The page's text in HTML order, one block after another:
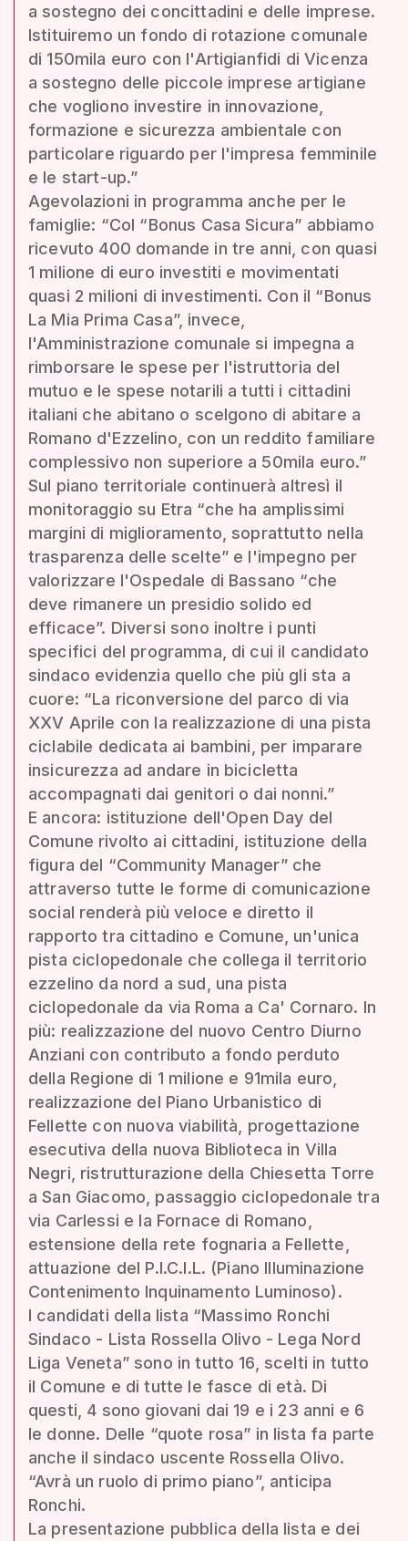
a sostegno dei concittadini e delle imprese.
Istituiremo un fondo di rotazione comunale
di 150mila euro con l'Artigianfidi di Vicenza
a sostegno delle piccole imprese artigiane
che vogliono investire in innovazione,
formazione e sicurezza ambientale con
particolare riguardo per l'impresa femminile
e le start-up.”
Agevolazioni in programma anche per le
famiglie: “Col “Bonus Casa Sicura” abbiamo
ricevuto 400 domande in tre anni, con quasi
1 milione di euro investiti e movimentati
quasi 2 milioni di investimenti. Con il “Bonus
La Mia Prima Casa”, invece,
l'Amministrazione comunale si impegna a
rimborsare le spese per l'istruttoria del
mutuo e le spese notarili a tutti i cittadini
italiani che abitano o scelgono di abitare a
Romano d'Ezzelino, con un reddito familiare
complessivo non superiore a 50mila euro.”
Sul piano territoriale continuerà altresì il
monitoraggio su Etra “che ha amplissimi
margini di miglioramento, soprattutto nella
trasparenza delle scelte” e l'impegno per
valorizzare l'Ospedale di Bassano “che
deve rimanere un presidio solido ed
efficace”. Diversi sono inoltre i punti
specifici del programma, di cui il candidato
sindaco evidenzia quello che più gli sta a
cuore: “La riconversione del parco di via
XXV Aprile con la realizzazione di una pista
ciclabile dedicata ai bambini, per imparare
insicurezza ad andare in bicicletta
accompagnati dai genitori o dai nonni.”
E ancora: istituzione dell'Open Day del
Comune rivolto ai cittadini, istituzione della
figura del “Community Manager” che
attraverso tutte le forme di comunicazione
social renderà più veloce e diretto il
rapporto tra cittadino e Comune, un'unica
pista ciclopedonale che collega il territorio
ezzelino da nord a sud, una pista
ciclopedonale da via Roma a Ca' Cornaro. In
più: realizzazione del nuovo Centro Diurno
Anziani con contributo a fondo perduto
della Regione di 1 milione e 91mila euro,
realizzazione del Piano Urbanistico di
Fellette con nuova viabilità, progettazione
esecutiva della nuova Biblioteca in Villa
Negri, ristrutturazione della Chiesetta Torre
a San Giacomo, passaggio ciclopedonale tra
via Carlessi e la Fornace di Romano,
estensione della rete fognaria a Fellette,
attuazione del P.I.C.I.L. (Piano Illuminazione
Contenimento Inquinamento Luminoso).
I candidati della lista “Massimo Ronchi
Sindaco - Lista Rossella Olivo - Lega Nord
Liga Veneta” sono in tutto 16, scelti in tutto
il Comune e di tutte le fasce di età. Di
questi, 4 sono giovani dai 19 e i 23 anni e 6
le donne. Delle “quote rosa” in lista fa parte
anche il sindaco uscente Rossella Olivo.
“Avrà un ruolo di primo piano”, anticipa
Ronchi.
La presentazione pubblica della lista e dei